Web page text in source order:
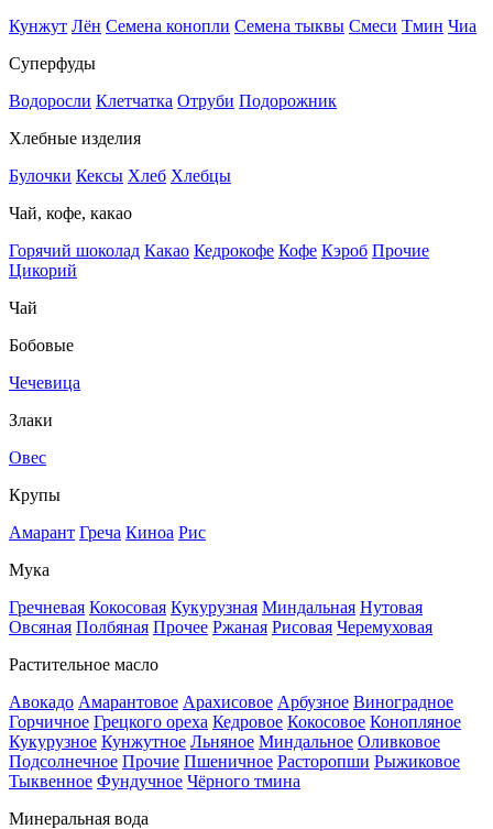
Кунжут Лён Семена конопли Семена тыквы Смеси Тмин Чиа
Суперфуды
Водоросли Клетчатка Отруби Подорожник
Хлебные изделия
Булочки Кексы Хлеб Хлебцы
Чай, кофе, какао
Горячий шоколад Какао Кедрокофе Кофе Кэроб Прочие
Цикорий
Чай
Бобовые
Чечевица
Злаки
Овес
Крупы
Амарант Греча Киноа Рис
Мука
Гречневая Кокосовая Кукурузная Миндальная Нутовая
Овсяная Полбяная Прочее Ржаная Рисовая Черемуховая
Растительное масло
Авокадо Амарантовое Арахисовое Арбузное Виноградное
Горчичное Грецкого ореха Кедровое Кокосовое Конопляное
Кукурузное Кунжутное Льняное Миндальное Оливковое
Подсолнечное Прочие Пшеничное Расторопши Рыжиковое
Тыквенное Фундучное Чёрного тмина
Минеральная вода